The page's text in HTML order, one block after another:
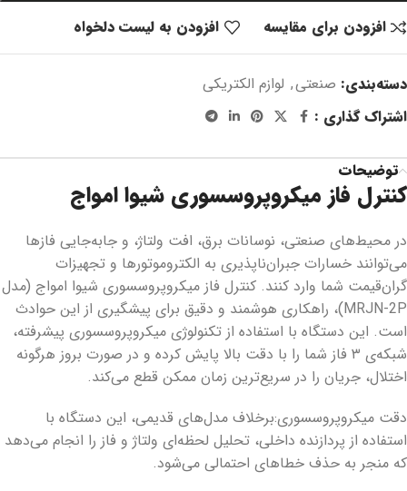
افزودن برای مقایسه
افزودن به لیست دلخواه
دسته‌بندی: صنعتی, لوازم الکتریکی
اشتراک گذاری :
توضیحات
کنترل فاز میکروپروسسوری شیوا امواج
در محیط‌های صنعتی، نوسانات برق، افت ولتاژ، و جابه‌جایی فازها
می‌توانند خسارات جبران‌ناپذیری به الکتروموتورها و تجهیزات
گران‌قیمت شما وارد کنند. کنترل فاز میکروپروسسوری شیوا امواج (مدل
MRJN-2P)، راهکاری هوشمند و دقیق برای پیشگیری از این حوادث
است. این دستگاه با استفاده از تکنولوژی میکروپروسسوری پیشرفته،
شبکه‌ی ۳ فاز شما را با دقت بالا پایش کرده و در صورت بروز هرگونه
اختلال، جریان را در سریع‌ترین زمان ممکن قطع می‌کند.
دقت میکروپروسسوری:برخلاف مدل‌های قدیمی، این دستگاه با
استفاده از پردازنده داخلی، تحلیل لحظه‌ای ولتاژ و فاز را انجام می‌دهد
که منجر به حذف خطاهای احتمالی می‌شود.